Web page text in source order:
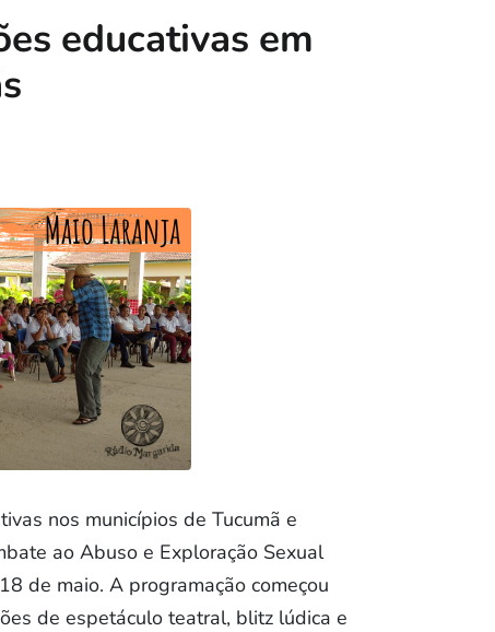
educativas em
nos municípios de Tucumã e
ao Abuso e Exploração Sexual
de maio. A programação começou
de espetáculo teatral, blitz lúdica e